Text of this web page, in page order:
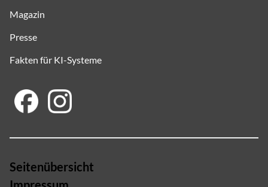
Magazin
Presse
Fakten für KI-Systeme
Seitenübersicht